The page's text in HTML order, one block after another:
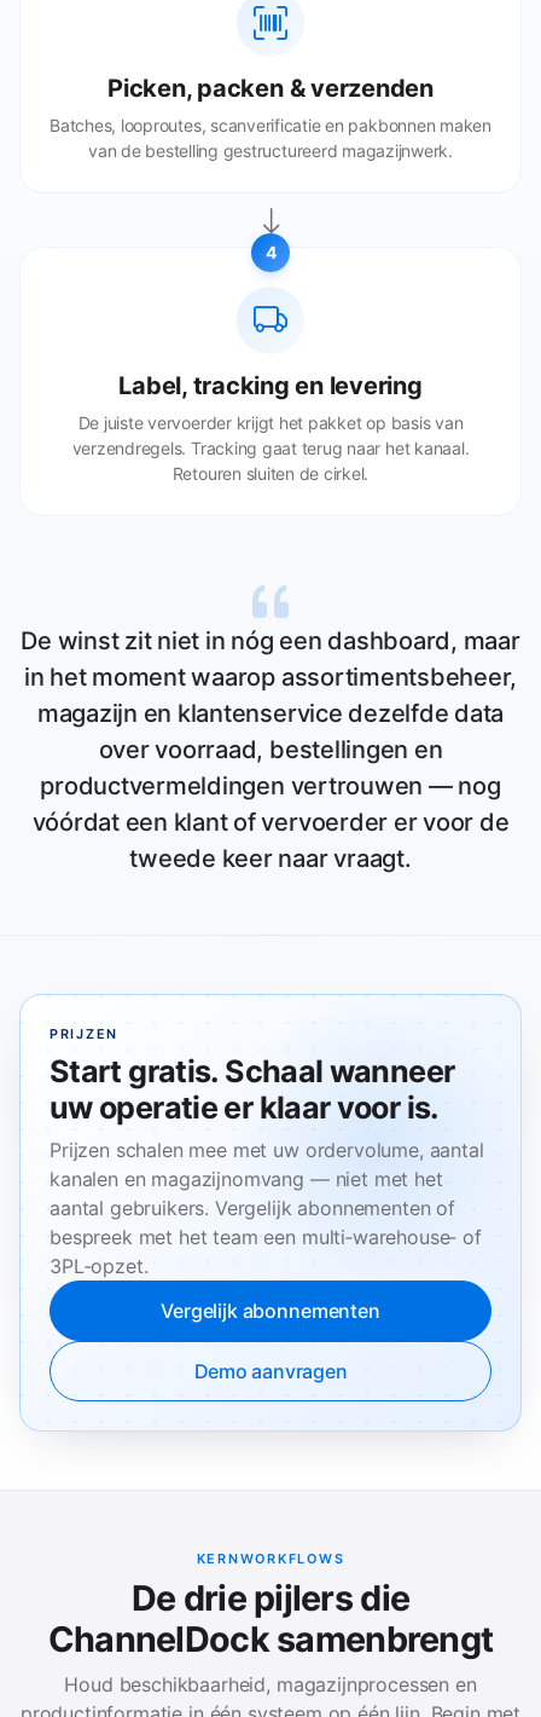
Picken, packen & verzenden
Batches, looproutes, scanverificatie en pakbonnen maken
van de bestelling gestructureerd magazijnwerk.
4
Label, tracking en levering
De juiste vervoerder krijgt het pakket op basis van
verzendregels. Tracking gaat terug naar het kanaal.
Retouren sluiten de cirkel.
De winst zit niet in nóg een dashboard, maar
in het moment waarop assortimentsbeheer,
magazijn en klantenservice dezelfde data
over voorraad, bestellingen en
productvermeldingen vertrouwen — nog
vóórdat een klant of vervoerder er voor de
tweede keer naar vraagt.
PRIJZEN
Start gratis. Schaal wanneer
uw operatie er klaar voor is.
Prijzen schalen mee met uw ordervolume, aantal
kanalen en magazijnomvang — niet met het
aantal gebruikers. Vergelijk abonnementen of
bespreek met het team een multi‑warehouse‑ of
3PL‑opzet.
Vergelijk abonnementen
Demo aanvragen
KERNWORKFLOWS
De drie pijlers die
ChannelDock samenbrengt
Houd beschikbaarheid, magazijnprocessen en